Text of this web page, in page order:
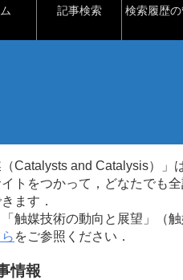
記事検索 検索履歴
（Catalysts and Catalysis）
イトをつかって，どなたでも
ます．
「触媒技術の動向と展望」（
をご参照ください．
情報